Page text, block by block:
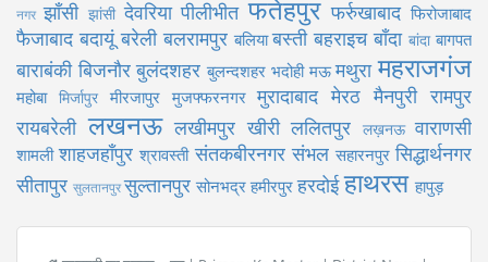
नगर झाँसी झांसी देवरिया पीलीभीत फतेहपुर फर्रुखाबाद फिरोजाबाद
फैजाबाद बदायूं बरेली बलरामपुर बलिया बस्ती बहराइच बाँदा बांदा बागपत
बाराबंकी बिजनौर बुलंदशहर बुलन्दशहर भदोही मऊ मथुरा महराजगंज
महोबा मिर्जापुर मीरजापुर मुजफ्फरनगर मुरादाबाद मेरठ मैनपुरी रामपुर
रायबरेली लखनऊ लखीमपुर खीरी ललितपुर लख़नऊ वाराणसी
शामली शाहजहाँपुर श्रावस्ती संतकबीरनगर संभल सहारनपुर सिद्धार्थनगर
सीतापुर सुलतानपुरसुल्तानपुर सोनभद्र हमीरपुर हरदोई हाथरस हापुड़